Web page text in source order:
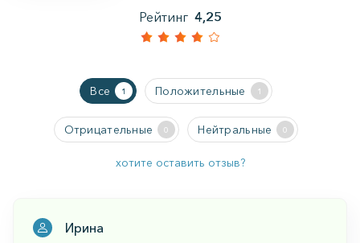
Рейтинг 4,25
Все 1 Положительные 1
Отрицательные 0 Нейтральные 0
хотите оставить отзыв?
Ирина